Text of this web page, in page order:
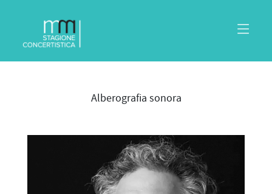
Alberografia sonora